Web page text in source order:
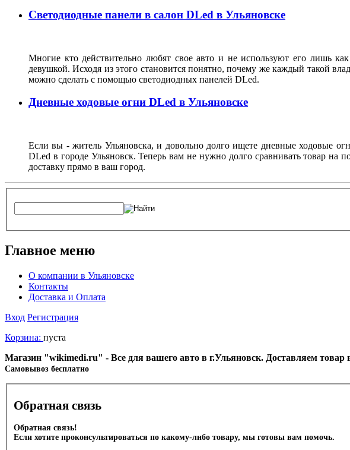
Светодиодные панели в салон DLed в Ульяновске
Многие кто действительно любят свое авто и не используют его лишь
девушкой. Исходя из этого становится понятно, почему же каждый такой
можно сделать с помощью светодиодных панелей DLed.
Дневные ходовые огни DLed в Ульяновске
Если вы - житель Ульяновска, и довольно долго ищете дневные ходовые
DLed в городе Ульяновск. Теперь вам не нужно долго сравнивать товар на
доставку прямо в ваш город.
Главное меню
О компании в Ульяновске
Контакты
Доставка и Оплата
Вход Регистрация
Корзина: пуста
Магазин "wikimedi.ru" - Все для вашего авто в г.Ульяновск. Доставляем
Cамовывоз бесплатно
Обратная связь
Обратная связь!
Если хотите проконсультироваться по какому-либо товару, мы готовы вам помочь.